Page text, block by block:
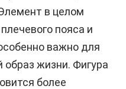
в целом
пояса и
важно для
жизни. Фигура
более